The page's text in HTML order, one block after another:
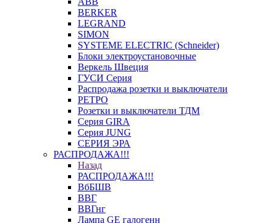
BERKER
LEGRAND
SIMON
SYSTEME ELECTRIC (Schneider)
Блоки электроустановочные
Веркель Швеция
ГУСИ Серия
Распродажа розетки и выключатели
РЕТРО
Розетки и выключатели ТДМ
Серия GIRA
Серия JUNG
СЕРИЯ ЭРА
РАСПРОДАЖА!!!
Назад
РАСПРОДАЖА!!!
ВбБШВ
ВВГ
ВВГнг
Лампа GE галогенн